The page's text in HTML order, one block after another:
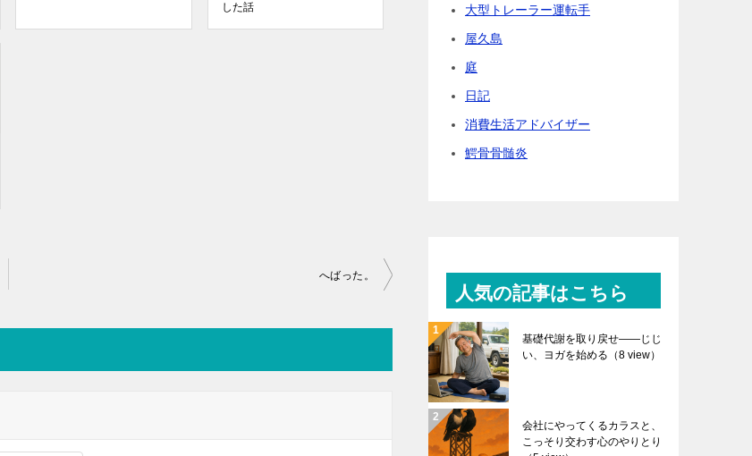
した話
へばった。
大型トレーラー運転手
屋久島
庭
日記
消費生活アドバイザー
鰐骨骨髄炎
人気の記事はこちら
基礎代謝を取り戻せ――じじ
い、ヨガを始める （8 view）
会社にやってくるカラスと、
こっそり交わす心のやりとり